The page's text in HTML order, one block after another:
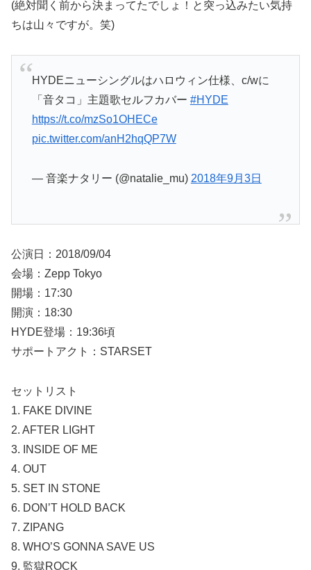
(絶対聞く前から決まってたでしょ！と突っ込みたい気持
ちは山々ですが。笑)
HYDEニューシングルはハロウィン仕様、c/wに
「音タコ」主題歌セルフカバー #HYDE
https://t.co/mzSo1OHECe
pic.twitter.com/anH2hqQP7W
— 音楽ナタリー (@natalie_mu) 2018年9月3日
公演日：2018/09/04
会場：Zepp Tokyo
開場：17:30
開演：18:30
HYDE登場：19:36頃
サポートアクト：STARSET
セットリスト
1. FAKE DIVINE
2. AFTER LIGHT
3. INSIDE OF ME
4. OUT
5. SET IN STONE
6. DON’T HOLD BACK
7. ZIPANG
8. WHO’S GONNA SAVE US
9. 監獄ROCK